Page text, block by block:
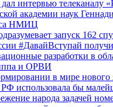
интервью телеканалу
академии наук
НМИЦ
запуск 162
#ДавайВступай
разработки в
и ОРВИ
в мире нового
РФ использовала бы
народа задачей